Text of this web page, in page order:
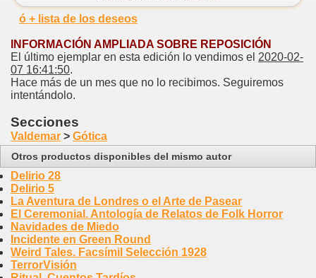
ó + lista de los deseos
INFORMACIÓN AMPLIADA SOBRE REPOSICIÓN
El último ejemplar en esta edición lo vendimos el 2020-02-
07 16:41:50.
Hace más de un mes que no lo recibimos. Seguiremos
intentándolo.
Secciones
Valdemar > Gótica
Otros productos disponibles del mismo autor
Delirio 28
Delirio 5
La Aventura de Londres o el Arte de Pasear
El Ceremonial. Antología de Relatos de Folk Horror
Navidades de Miedo
Incidente en Green Round
Weird Tales. Facsímil Selección 1928
TerrorVisión